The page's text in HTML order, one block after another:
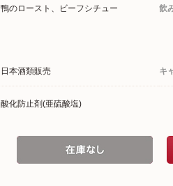
鴨のロースト、ビーフシチュー 飲
日本酒類販売 キ
酸化防止剤(亜硫酸塩)